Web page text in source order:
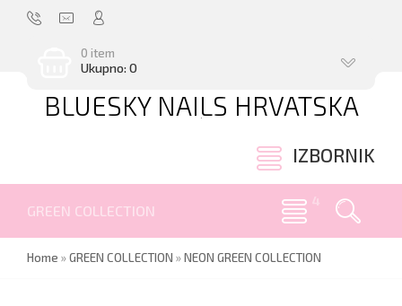
0 item
Ukupno: 0
BLUESKY NAILS HRVATSKA
.
IZBORNIK
GREEN COLLECTION
Home »GREEN COLLECTION »NEON GREEN COLLECTION